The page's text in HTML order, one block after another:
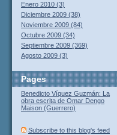
Enero 2010 (3)
Diciembre 2009 (38)
Noviembre 2009 (84)
Octubre 2009 (34)
Septiembre 2009 (369)
Agosto 2009 (3)
Pages
Benedicto Víquez Guzmán: La
obra escrita de Omar Dengo
Maison (Guerrero)
Subscribe to this blog's feed